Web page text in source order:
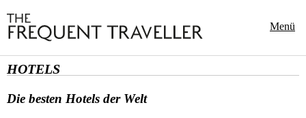
Menü
HOTELS
Die besten Hotels der Welt